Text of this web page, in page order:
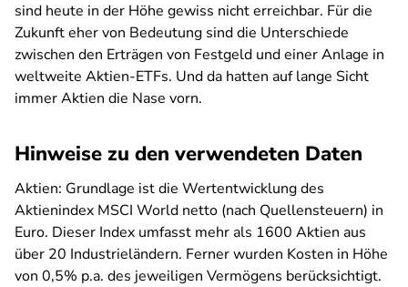
sind heute in der Höhe gewiss nicht erreichbar. Für die
Zukunft eher von Bedeutung sind die Unterschiede
zwischen den Erträgen von Festgeld und einer Anlage in
weltweite Aktien-ETFs. Und da hatten auf lange Sicht
immer Aktien die Nase vorn.
Hinweise zu den verwendeten Daten
Aktien: Grundlage ist die Wertentwicklung des
Aktienindex MSCI World netto (nach Quellensteuern) in
Euro. Dieser Index umfasst mehr als 1600 Aktien aus
über 20 Industrieländern. Ferner wurden Kosten in Höhe
von 0,5% p.a. des jeweiligen Vermögens berücksichtigt.